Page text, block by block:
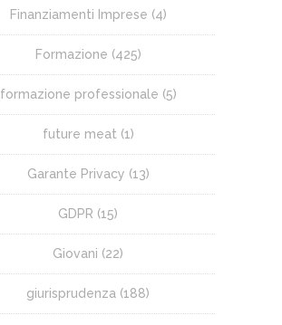
Finanziamenti Imprese (4)
Formazione (425)
formazione professionale (5)
future meat (1)
Garante Privacy (13)
GDPR (15)
Giovani (22)
giurisprudenza (188)